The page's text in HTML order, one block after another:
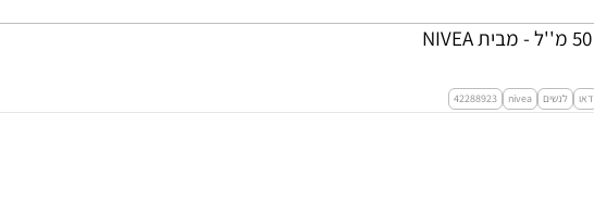
דאו לנשים nivea
42288923